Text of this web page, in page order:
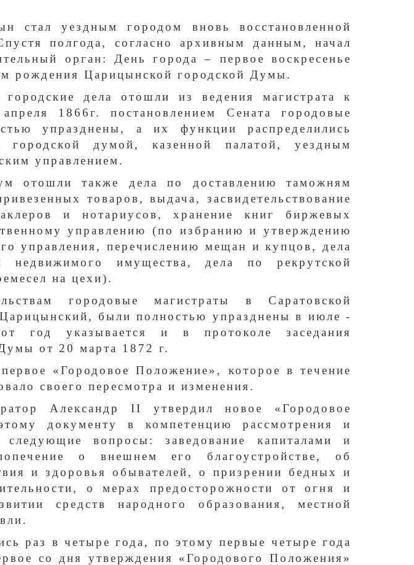
стал уездным городом вновь восстановленной
полгода, согласно архивным данным, начал
орган: День города – первое воскресенье
рождения Царицынской городской Думы.
городские дела отошли из ведения магистрата к
1866г. постановлением Сената городовые
упразднены, а их функции распределились
думой, казенной палатой, уездным
управлением.
отошли также дела по доставлению таможням
товаров, выдача, засвидетельствование
и нотариусов, хранение книг биржевых
управлению (по избранию и утверждению
управления, перечислению мещан и купцов, дела
имущества, дела по рекрутской
на цехи).
городовые магистраты в Саратовской
были полностью упразднены в июле -
год указывается и в протоколе заседания
от 20 марта 1872 г.
«Городовое Положение», которое в течение
своего пересмотра и изменения.
Александр II утвердил новое «Городовое
документу в компетенцию рассмотрения и
вопросы: заведование капиталами и
о внешнем его благоустройстве, об
и здоровья обывателей, о призрении бедных и
о мерах предосторожности от огня и
средств народного образования, местной
раз в четыре года, по этому первые четыре года
со дня утверждения «Городового Положения»